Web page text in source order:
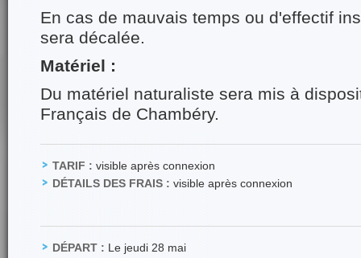
En cas de mauvais temps ou d'effectif
sera décalée.
Matériel :
Du matériel naturaliste sera mis à
Français de Chambéry.
TARIF : visible après connexion
DÉTAILS DES FRAIS : visible après connexion
DÉPART : Le jeudi 28 mai